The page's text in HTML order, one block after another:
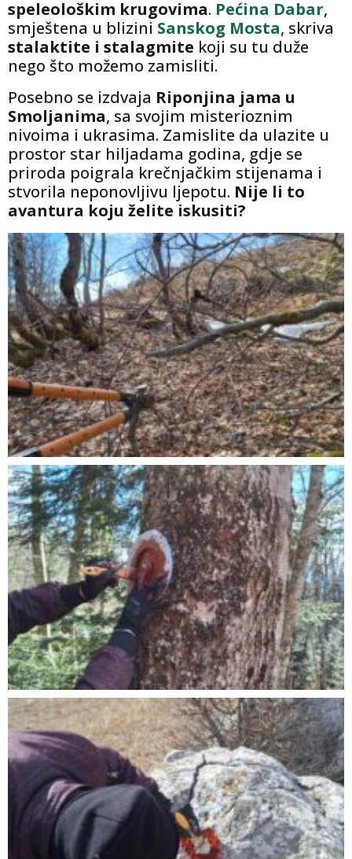
speleološkim krugovima. Pećina Dabar,
smještena u blizini Sanskog Mosta, skriva
stalaktite i stalagmite koji su tu duže
nego što možemo zamisliti.
Posebno se izdvaja Riponjina jama u
Smoljanima, sa svojim misterioznim
nivoima i ukrasima. Zamislite da ulazite u
prostor star hiljadama godina, gdje se
priroda poigrala krečnjačkim stijenama i
stvorila neponovljivu ljepotu. Nije li to
avantura koju želite iskusiti?